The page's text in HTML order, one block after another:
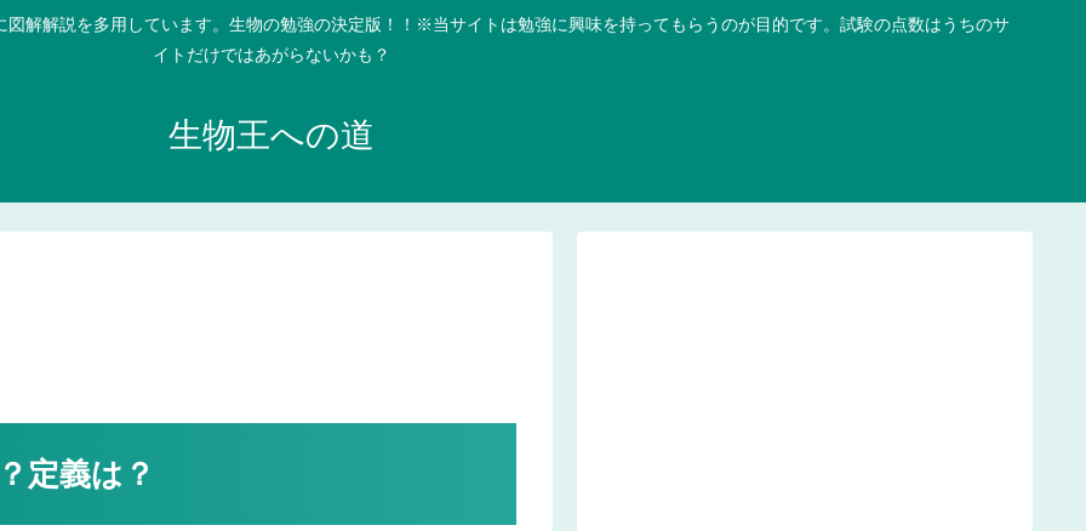
解解説を多用しています。生物の勉強の決定版！！※当サイトは勉強に興味を持ってもらうのが目的です。試験の点数はうちのサ
イトだけではあがらないかも？
生物王への道
定義は？